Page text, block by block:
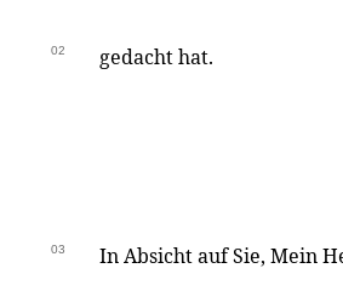
02 gedacht hat.
03 In Absicht auf Sie, Mein